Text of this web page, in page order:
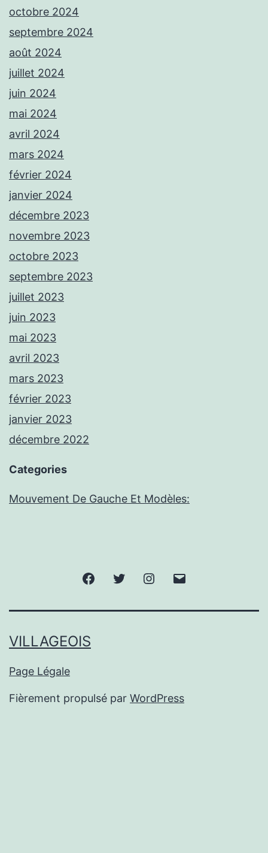
octobre 2024
septembre 2024
août 2024
juillet 2024
juin 2024
mai 2024
avril 2024
mars 2024
février 2024
janvier 2024
décembre 2023
novembre 2023
octobre 2023
septembre 2023
juillet 2023
juin 2023
mai 2023
avril 2023
mars 2023
février 2023
janvier 2023
décembre 2022
Categories
Mouvement De Gauche Et Modèles:
FacebookTwitter Instagram
VILLAGEOIS
Page Légale
Fièrement propulsé par WordPress